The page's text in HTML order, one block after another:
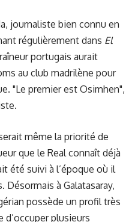
journaliste bien connu en
régulièrement dans El
portugais aurait
au club madrilène pour
"Le premier est Osimhen",
même la priorité de
que le Real connaît déjà
été suivi à l’époque où il
Désormais à Galatasaray,
possède un profil très
d’occuper plusieurs